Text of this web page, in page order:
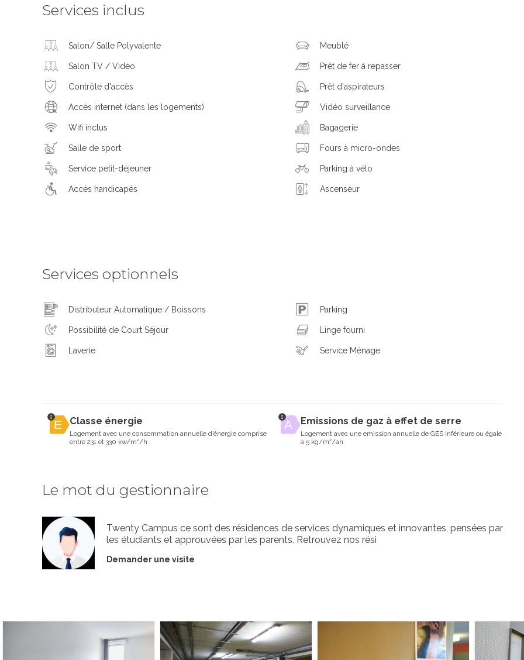
Services inclus
Salon/ Salle Polyvalente
Salon TV / Vidéo
Contrôle d'accès
Accès internet (dans les logements)
Wifi inclus
Salle de sport
Service petit-déjeuner
Accès handicapés
Meublé
Prêt de fer à repasser
Prêt d'aspirateurs
Vidéo surveillance
Bagagerie
Fours à micro-ondes
Parking à vélo
Ascenseur
Services optionnels
Distributeur Automatique / Boissons
Possibilité de Court Séjour
Laverie
Parking
Linge fourni
Service Ménage
Classe énergie
Logement avec une consommation annuelle d’énergie comprise
entre 231 et 330 kw/m²/h
Emissions de gaz à effet de serre
Logement avec une emission annuelle de GES inférieure ou égale
à 5 kg/m²/an
Le mot du gestionnaire
Twenty Campus ce sont des résidences de services dynamiques et innovantes, pensées par
les étudiants et approuvées par les parents. Retrouvez nos rési
Demander une visite